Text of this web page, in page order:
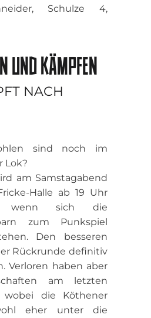
Schulze 4,
UND KÄMPFEN
NACH
sind noch im
Lok?
am Samstagabend
Halle ab 19 Uhr
wenn sich die
zum Punkspiel
Den besseren
Rückrunde definitiv
Verloren haben aber
am letzten
wobei die Köthener
eher unter die